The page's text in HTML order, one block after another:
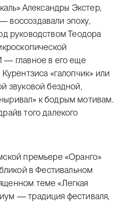
Александры Экстер,
воссоздавали эпоху,
руководством Теодора
— главное в его еще
«галопчик» или
звуковой бездной,
к бодрым мотивам.
того далекого
премьере «Оранго»
в Фестивальном
теме «Легкая
— традиция фестиваля,